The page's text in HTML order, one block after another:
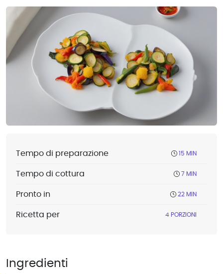
Tempo di preparazione 15 MIN
Tempo di cottura 7 MIN
Pronto in 22 MIN
Ricetta per 4 PORZIONI
Ingredienti